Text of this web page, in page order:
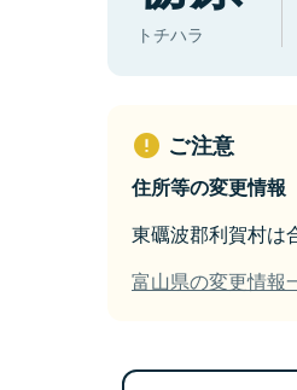
トチハラ
ご注意
住所等の変更情報
東礪波郡利賀村は
富山県の変更情報